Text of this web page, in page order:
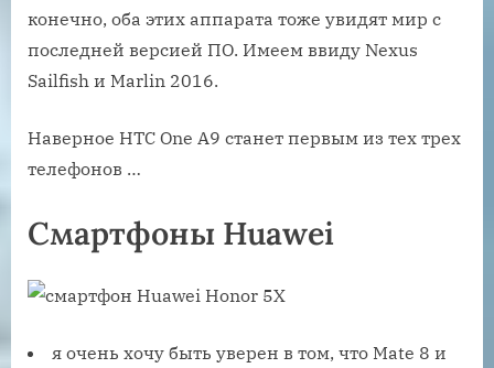
конечно, оба этих аппарата тоже увидят мир с
последней версией ПО. Имеем ввиду Nexus
Sailfish и Marlin 2016.
Наверное HTC One A9 станет первым из тех трех
телефонов …
Смартфоны Huawei
я очень хочу быть уверен в том, что Mate 8 и